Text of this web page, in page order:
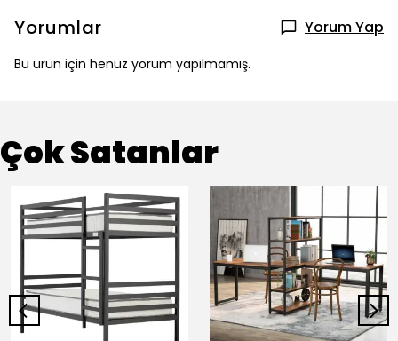
Yorumlar Yorum Yap
Bu ürün için henüz yorum yapılmamış.
Çok Satanlar